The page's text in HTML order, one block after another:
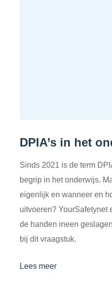
DPIA’s in het
Sinds 2021 is de term
begrip in het onderwijs.
eigenlijk en wanneer en
uitvoeren? YourSafetynet
de handen ineen
bij dit vraagstuk.
Lees meer